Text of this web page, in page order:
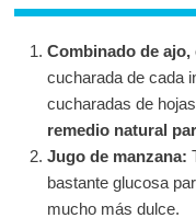
Combinado de
cucharada de cada
cucharadas de
remedio natural
Jugo de manzana:
bastante glucosa
mucho más dulce.